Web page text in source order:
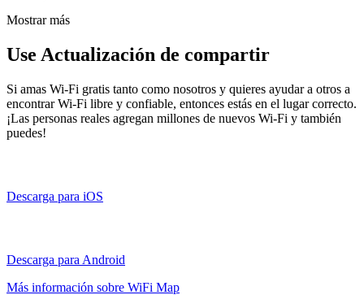
Mostrar más
Use Actualización de compartir
Si amas Wi-Fi gratis tanto como nosotros y quieres ayudar a otros a
encontrar Wi-Fi libre y confiable, entonces estás en el lugar correcto.
¡Las personas reales agregan millones de nuevos Wi-Fi y también
puedes!
Descarga para iOS
Descarga para Android
Más información sobre WiFi Map